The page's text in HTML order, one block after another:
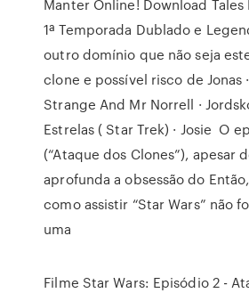
Manter Online! Download
1ª Temporada Dublado e
outro domínio que não seja
clone e possível risco de Jonas
Strange And Mr Norrell ·
Estrelas ( Star Trek) · Josie O
(“Ataque dos Clones”), apesar
aprofunda a obsessão do
como assistir “Star Wars” não
uma
Filme Star Wars: Episódio 2 -